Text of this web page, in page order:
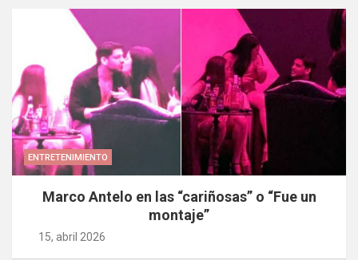
ENTRETENIMIENTO
Marco Antelo en las “cariñosas” o “Fue un
montaje”
15, abril 2026